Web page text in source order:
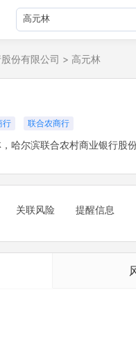
份有限公司 > 高元林
行 联合农商行
哈尔滨联合农村商业银行股
关联风险 提醒信息